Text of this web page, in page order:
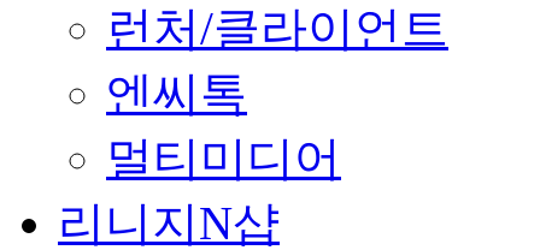
런처/클라이언트
엔씨톡
멀티미디어
리니지N샵